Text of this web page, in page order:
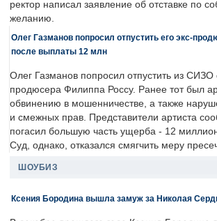
ректор написал заявление об отставке по
желанию.
Олег Газманов попросил отпустить его экс-
после выплаты 12 млн
Олег Газманов попросил отпустить из СИЗО
продюсера Филиппа Россу. Ранее тот был
обвинению в мошенничестве, а также
и смежных прав. Представители артиста
погасил большую часть ущерба - 12
Суд, однако, отказался смягчить меру
ШОУБИЗ
Ксения Бородина вышла замуж за Николая